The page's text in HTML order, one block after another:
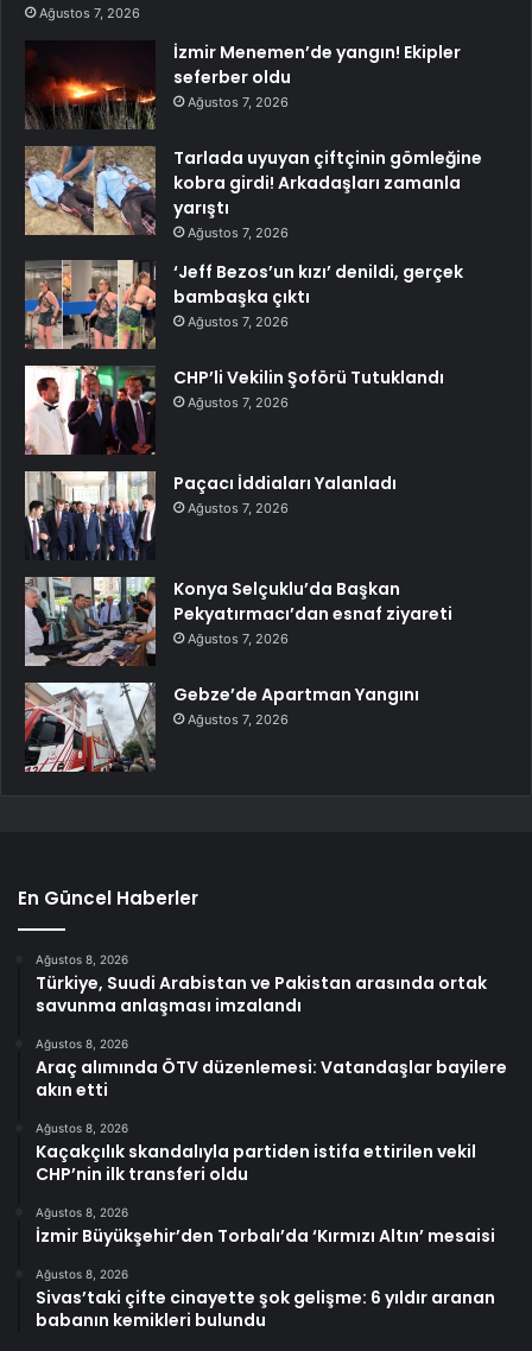
Ağustos 7, 2026
İzmir Menemen’de yangın! Ekipler
seferber oldu
Ağustos 7, 2026
Tarlada uyuyan çiftçinin gömleğine
kobra girdi! Arkadaşları zamanla
yarıştı
Ağustos 7, 2026
‘Jeff Bezos’un kızı’ denildi, gerçek
bambaşka çıktı
Ağustos 7, 2026
CHP’li Vekilin Şoförü Tutuklandı
Ağustos 7, 2026
Paçacı İddiaları Yalanladı
Ağustos 7, 2026
Konya Selçuklu’da Başkan
Pekyatırmacı’dan esnaf ziyareti
Ağustos 7, 2026
Gebze’de Apartman Yangını
Ağustos 7, 2026
En Güncel Haberler
Ağustos 8, 2026
Türkiye, Suudi Arabistan ve Pakistan arasında ortak
savunma anlaşması imzalandı
Ağustos 8, 2026
Araç alımında ÖTV düzenlemesi: Vatandaşlar bayilere
akın etti
Ağustos 8, 2026
Kaçakçılık skandalıyla partiden istifa ettirilen vekil
CHP’nin ilk transferi oldu
Ağustos 8, 2026
İzmir Büyükşehir’den Torbalı’da ‘Kırmızı Altın’ mesaisi
Ağustos 8, 2026
Sivas’taki çifte cinayette şok gelişme: 6 yıldır aranan
babanın kemikleri bulundu